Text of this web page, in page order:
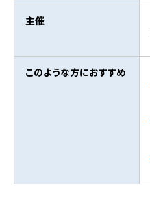
主催
このような方におすすめ